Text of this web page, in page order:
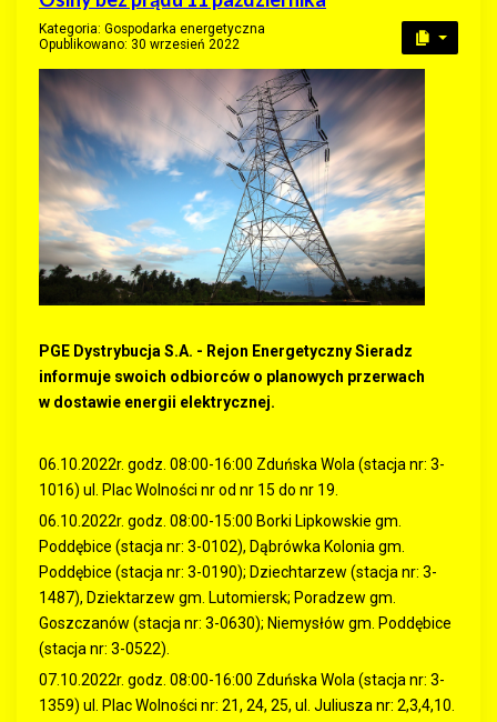
Kategoria: Gospodarka energetyczna
Opublikowano: 30 wrzesień 2022
PGE Dystrybucja S.A. - Rejon Energetyczny Sieradz
informuje swoich odbiorców o planowych przerwach
w dostawie energii elektrycznej.
06.10.2022r. godz. 08:00-16:00 Zduńska Wola (stacja nr: 3-
1016) ul. Plac Wolności nr od nr 15 do nr 19.
06.10.2022r. godz. 08:00-15:00 Borki Lipkowskie gm.
Poddębice (stacja nr: 3-0102), Dąbrówka Kolonia gm.
Poddębice (stacja nr: 3-0190); Dziechtarzew (stacja nr: 3-
1487), Dziektarzew gm. Lutomiersk; Poradzew gm.
Goszczanów (stacja nr: 3-0630); Niemysłów gm. Poddębice
(stacja nr: 3-0522).
07.10.2022r. godz. 08:00-16:00 Zduńska Wola (stacja nr: 3-
1359) ul. Plac Wolności nr: 21, 24, 25, ul. Juliusza nr: 2,3,4,10.